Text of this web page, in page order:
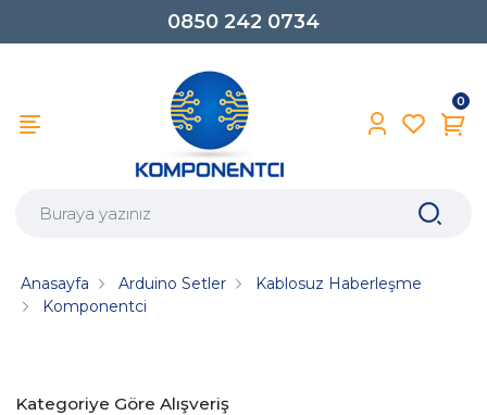
0850 242 0734
0
Anasayfa Arduino Setler
Kablosuz Haberleşme
Komponentci
Kategoriye Göre Alışveriş